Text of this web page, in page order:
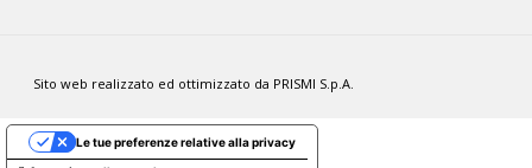
Sito web realizzato ed ottimizzato da PRISMI S.p.A.
Le tue preferenze relative alla privacy